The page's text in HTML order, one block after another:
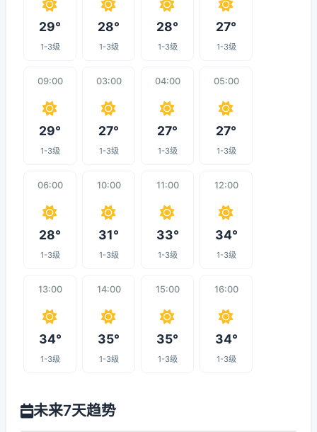
29°
1-3级
28°
1-3级
28°
1-3级
27°
1-3级
09:00
29°
1-3级
03:00
27°
1-3级
04:00
27°
1-3级
05:00
27°
1-3级
06:00
28°
1-3级
10:00
31°
1-3级
11:00
33°
1-3级
12:00
34°
1-3级
13:00
34°
1-3级
14:00
35°
1-3级
15:00
35°
1-3级
16:00
34°
1-3级
未来7天趋势